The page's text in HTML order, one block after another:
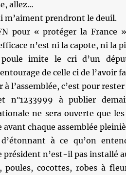
allez…
m’aiment prendront le deuil.
pour « protéger la France
n’est ni la capote, ni la
imite le cri d’un
de celle ci de l’avoir
à l’assemblée, c’est pour
n°1233999 à publier
ne sera ouverte que
chaque assemblée
à ce qu’on
président n’est-il pas installé
poules, cocottes, robes à